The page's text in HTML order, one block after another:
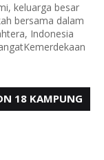
keluarga besar
bersama dalam
Indonesia
18 KAMPUNG